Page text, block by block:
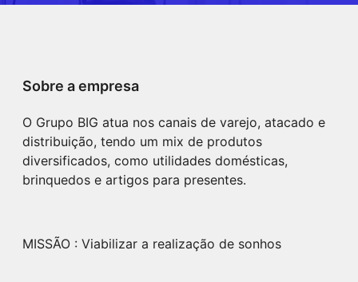
Sobre a empresa
O Grupo BIG atua nos canais de varejo, atacado e
distribuição, tendo um mix de produtos
diversificados, como utilidades domésticas,
brinquedos e artigos para presentes.
MISSÃO : Viabilizar a realização de sonhos